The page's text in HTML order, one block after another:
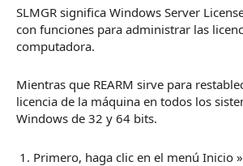
SLMGR significa Windows Server
con funciones para administrar las
computadora.
Mientras que REARM sirve para
licencia de la máquina en todos los
Windows de 32 y 64 bits.
Primero, haga clic en el menú Inicio